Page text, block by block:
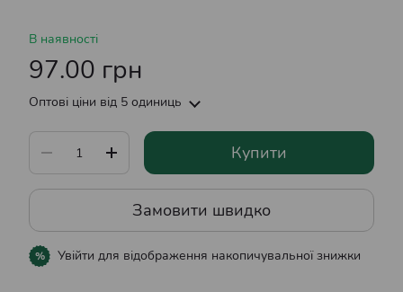
В наявності
97.00 грн
Оптові ціни від 5 одиниць
Купити
Замовити швидко
% Увійти для відображення накопичувальної знижки